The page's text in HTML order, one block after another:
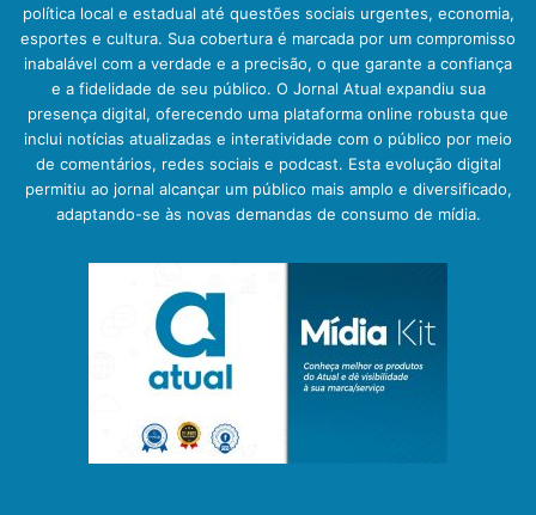
política local e estadual até questões sociais urgentes, economia,
esportes e cultura. Sua cobertura é marcada por um compromisso
inabalável com a verdade e a precisão, o que garante a confiança
e a fidelidade de seu público. O Jornal Atual expandiu sua
presença digital, oferecendo uma plataforma online robusta que
inclui notícias atualizadas e interatividade com o público por meio
de comentários, redes sociais e podcast. Esta evolução digital
permitiu ao jornal alcançar um público mais amplo e diversificado,
adaptando-se às novas demandas de consumo de mídia.